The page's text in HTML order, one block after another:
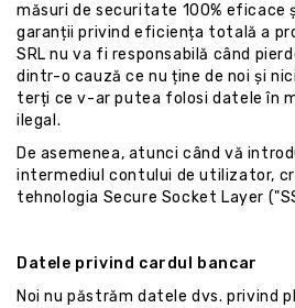
măsuri de securitate 100% eficace
garanții privind eficiența totală a
SRL nu va fi responsabilă când
dintr-o cauză ce nu ține de noi și
terți ce v-ar putea folosi datele în
ilegal.
De asemenea, atunci când vă
intermediul contului de utilizator,
tehnologia Secure Socket Layer
Datele privind cardul bancar
Noi nu păstrăm datele dvs. privind